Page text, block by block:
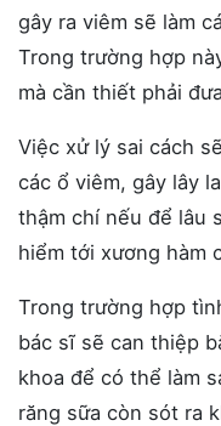
gây ra viêm sẽ làm
Trong trường hợp
mà cần thiết phải
Việc xử lý sai cách
các ổ viêm, gây lây
thậm chí nếu để lâu
hiểm tới xương hàm
Trong trường hợp
bác sĩ sẽ can thiệp
khoa để có thể làm
răng sữa còn sót ra